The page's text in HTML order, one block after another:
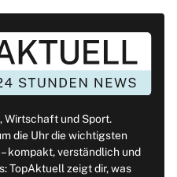
Wirtschaft und Sport.
die Uhr die wichtigsten
kompakt, verständlich und
TopAktuell zeigt dir, was